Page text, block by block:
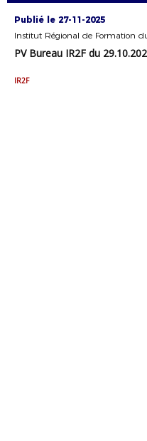
Publié le 27-11-2025
Institut Régional de Formation
PV Bureau IR2F du
IR2F